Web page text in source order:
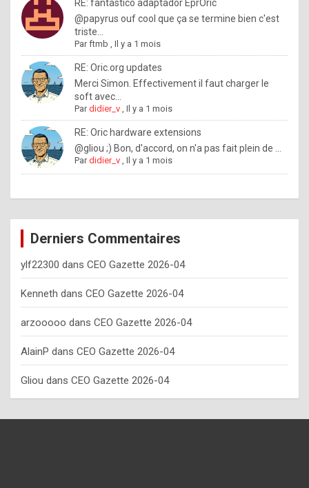
n
t
o
n
o
w
h
o
w
o
t
e
n
y
o
u
s
h
RE: fantástico adaptador EprOric
@papyrus ouf cool que ça se termine bien c'est
triste...
Parftmb ,Il y a 1 mois
RE: Oric.org updates
Merci Simon. Effectivement il faut charger le
soft avec...
Pardidier_v ,Il y a 1 mois
RE: Oric hardware extensions
@gliou ;) Bon, d'accord, on n'a pas fait plein de ...
Pardidier_v ,Il y a 1 mois
Derniers Commentaires
ylf22300 dans CEO Gazette 2026-04
Kenneth dans CEO Gazette 2026-04
arzooooo dans CEO Gazette 2026-04
AlainP dans CEO Gazette 2026-04
Gliou dans CEO Gazette 2026-04